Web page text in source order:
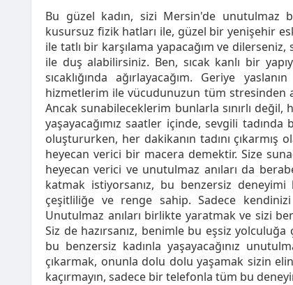
Bu güzel kadın, sizi Mersin'de unutulmaz
kusursuz fizik hatları ile, güzel bir yenişehir
ile tatlı bir karşılama yapacağım ve
ile duş alabilirsiniz. Ben, sıcak kanlı bir
sıcaklığında ağırlayacağım. Geriye
hizmetlerim ile vücudunuzun tüm stresinden
Ancak sunabileceklerim bunlarla sınırlı
yaşayacağımız saatler içinde, sevgili
oluştururken, her dakikanın tadını çıkarmış
heyecan verici bir macera demektir. Size
heyecan verici ve unutulmaz anıları da
katmak istiyorsanız, bu benzersiz deneyimi
çeşitliliğe ve renge sahip. Sadece
Unutulmaz anıları birlikte yaratmak ve sizi
Siz de hazırsanız, benimle bu eşsiz
bu benzersiz kadınla yaşayacağınız
çıkarmak, onunla dolu dolu yaşamak sizin
kaçırmayın, sadece bir telefonla tüm bu